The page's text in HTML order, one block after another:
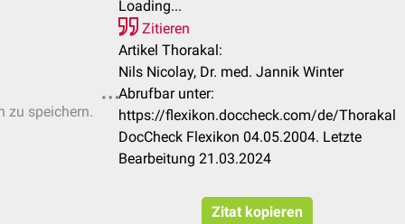
zu speichern.
Loading...
Zitieren
Artikel Thorakal:
Nils Nicolay, Dr. med. Jannik Winter
Abrufbar unter:
https://flexikon.doccheck.com/de/Thorakal
DocCheck Flexikon 04.05.2004. Letzte
Bearbeitung 21.03.2024
Zitat kopieren